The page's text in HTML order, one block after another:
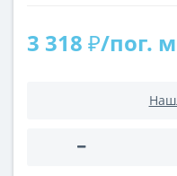
3 318 ₽/пог. м